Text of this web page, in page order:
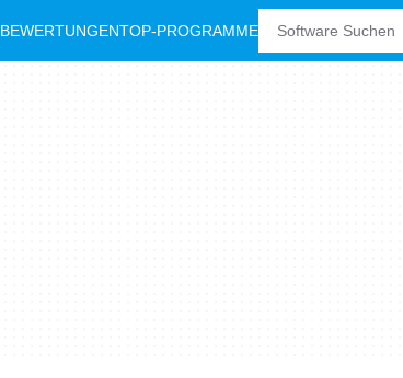
BEWERTUNGENTOP-PROGRAMME